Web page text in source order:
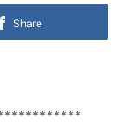
Share